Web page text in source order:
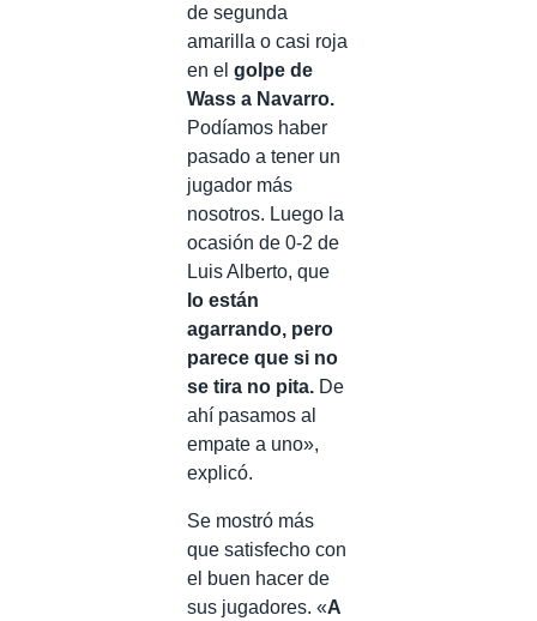
de segunda
amarilla o casi roja
en el golpe de
Wass a Navarro.
Podíamos haber
pasado a tener un
jugador más
nosotros. Luego la
ocasión de 0-2 de
Luis Alberto, que
lo están
agarrando, pero
parece que si no
se tira no pita. De
ahí pasamos al
empate a uno»,
explicó.
Se mostró más
que satisfecho con
el buen hacer de
sus jugadores. «A